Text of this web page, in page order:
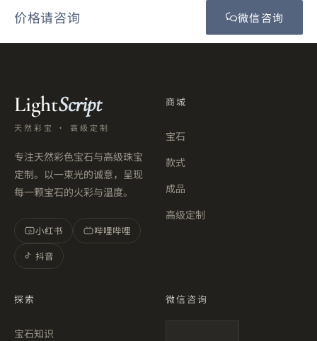
价格请咨询 微信咨询
LightScript
天然彩宝 · 高级定制
专注天然彩色宝石与高级珠宝
定制。以一束光的诚意，呈现
每一颗宝石的火彩与温度。
小 小红书
哔哩哔哩
抖音
商城
宝石
款式
成品
高级定制
探索
宝石知识
微信咨询